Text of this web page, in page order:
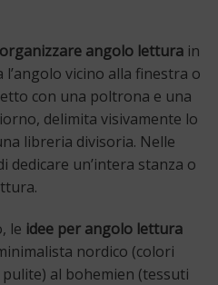
angolo lettura in
vicino alla finestra o
con una poltrona e una
delimita visivamente lo
libreria divisoria. Nelle
dedicare un’intera stanza o
le idee per angolo lettura
nordico (colori
al bohemien (tessuti